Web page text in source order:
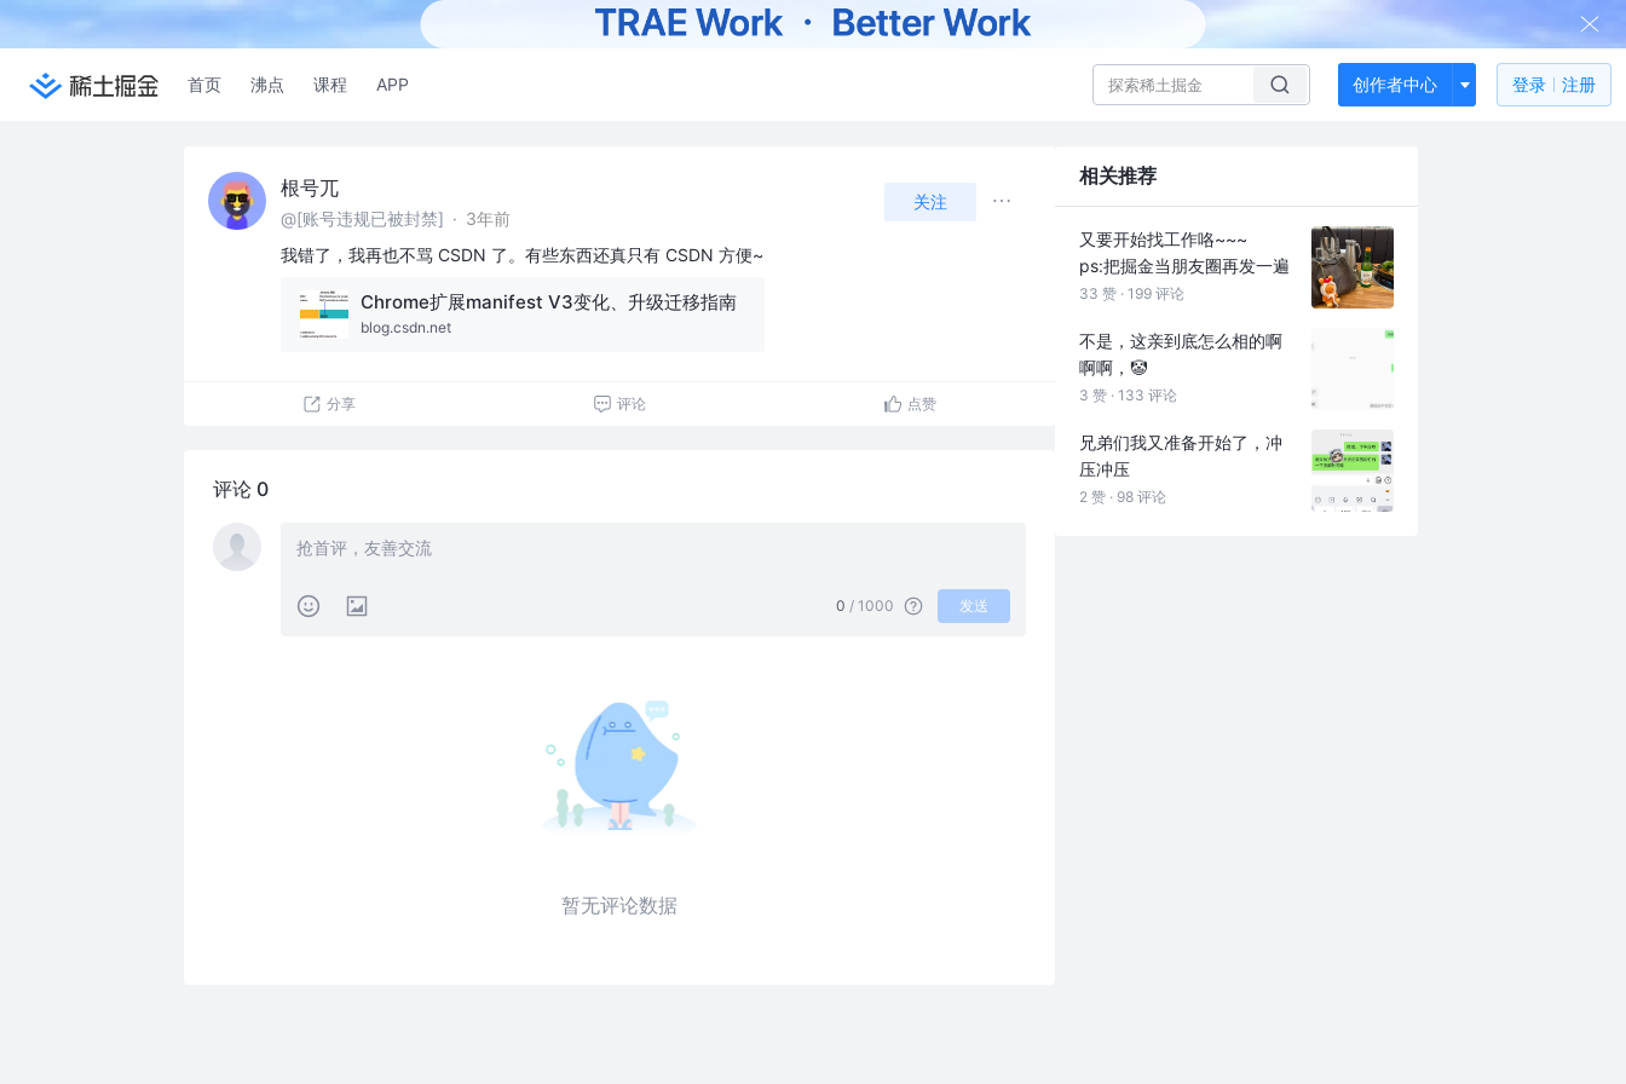
首页 沸点 课程 APP 创作者中心 登录 注册
根号兀
@[账号违规已被封禁] · 3年前
关注
我错了，我再也不骂 CSDN 了。有些东西还真只有 CSDN 方便~
Chrome扩展manifest V3变化、升级迁移指南
blog.csdn.net
分享 评论 点赞
评论 0
0 / 1000 发送
暂无评论数据
相关推荐
又要开始找工作咯~~~
ps:把掘金当朋友圈再发一遍
33 赞 · 199 评论
不是，这亲到底怎么相的啊
啊啊，🤡
3 赞 · 133 评论
兄弟们我又准备开始了，冲
压冲压
2 赞 · 98 评论